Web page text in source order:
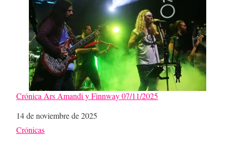
Crónica Ars Amandi y Finnway 07/11/2025
Fecha
14 de noviembre de 2025
Respecto a
Crónicas